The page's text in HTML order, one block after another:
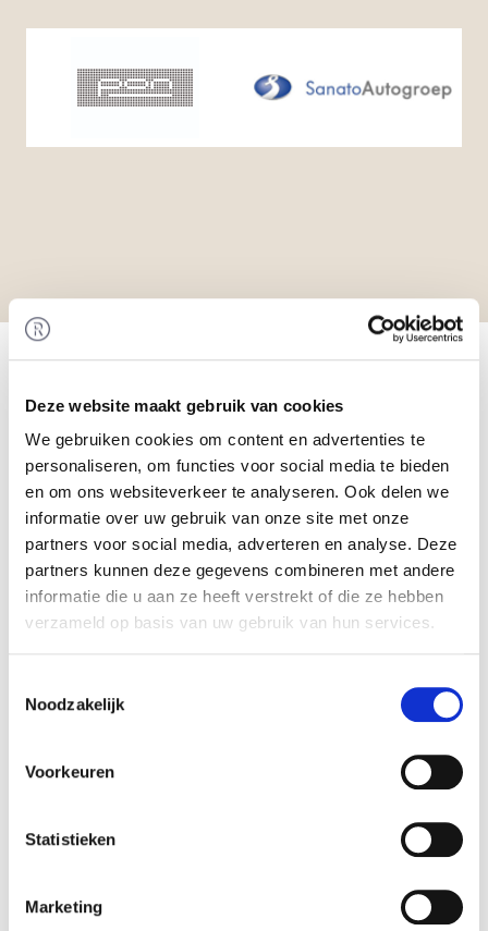
Deze website maakt gebruik van cookies
We gebruiken cookies om content en advertenties te
personaliseren, om functies voor social media te bieden
en om ons websiteverkeer te analyseren. Ook delen we
informatie over uw gebruik van onze site met onze
partners voor social media, adverteren en analyse. Deze
partners kunnen deze gegevens combineren met andere
informatie die u aan ze heeft verstrekt of die ze hebben
verzameld op basis van uw gebruik van hun services.
Noodzakelijk
Voorkeuren
Statistieken
Marketing
Home
/ Verkoop door Finleasa B.V.
Transactie
Automobielbedrijf Sanato en Sanato Lease B.V.
(Sanato) overgenomen. Het team van Rembrandt
F&O heeft de verkoper begeleid bij het realiseren
Partijen
Sanato was een autobedrijf gevestigd te Zeist.
Het bedrijf had twee vestigingen en leverde
name automotive maar ook in o.a. industriële
geïntegreerd. Muntstad is een groep van dealers
werd in 1993 opgericht en kwam voort uit Auto